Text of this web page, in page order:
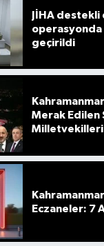
JİHA
operasyonda
geçirildi
Merak Edilen
Eczaneler: 7